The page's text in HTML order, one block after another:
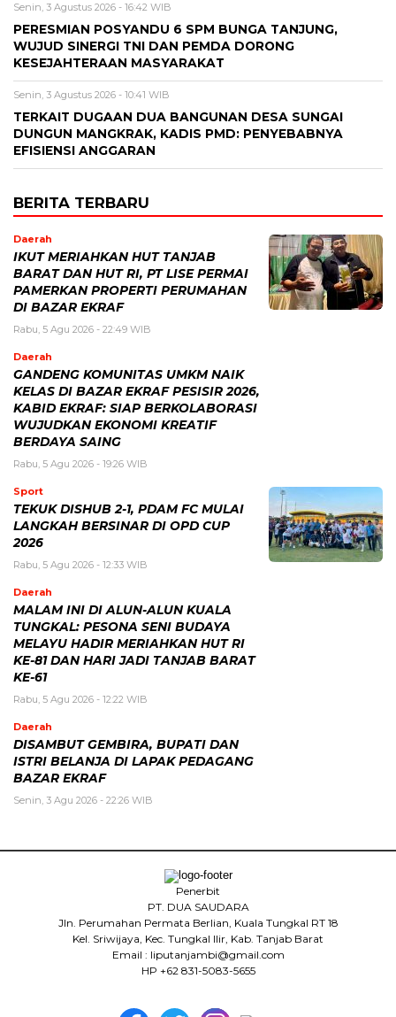
Senin, 3 Agustus 2026 - 16:42 WIB
PERESMIAN POSYANDU 6 SPM BUNGA TANJUNG,
WUJUD SINERGI TNI DAN PEMDA DORONG
KESEJAHTERAAN MASYARAKAT
Senin, 3 Agustus 2026 - 10:41 WIB
TERKAIT DUGAAN DUA BANGUNAN DESA SUNGAI
DUNGUN MANGKRAK, KADIS PMD: PENYEBABNYA
EFISIENSI ANGGARAN
BERITA TERBARU
Daerah
IKUT MERIAHKAN HUT TANJAB
BARAT DAN HUT RI, PT LISE PERMAI
PAMERKAN PROPERTI PERUMAHAN
DI BAZAR EKRAF
Rabu, 5 Agu 2026 - 22:49 WIB
Daerah
GANDENG KOMUNITAS UMKM NAIK
KELAS DI BAZAR EKRAF PESISIR 2026,
KABID EKRAF: SIAP BERKOLABORASI
WUJUDKAN EKONOMI KREATIF
BERDAYA SAING
Rabu, 5 Agu 2026 - 19:26 WIB
Sport
TEKUK DISHUB 2-1, PDAM FC MULAI
LANGKAH BERSINAR DI OPD CUP
2026
Rabu, 5 Agu 2026 - 12:33 WIB
Daerah
MALAM INI DI ALUN-ALUN KUALA
TUNGKAL: PESONA SENI BUDAYA
MELAYU HADIR MERIAHKAN HUT RI
KE-81 DAN HARI JADI TANJAB BARAT
KE-61
Rabu, 5 Agu 2026 - 12:22 WIB
Daerah
DISAMBUT GEMBIRA, BUPATI DAN
ISTRI BELANJA DI LAPAK PEDAGANG
BAZAR EKRAF
Senin, 3 Agu 2026 - 22:26 WIB
Penerbit
PT. DUA SAUDARA
Jln. Perumahan Permata Berlian, Kuala Tungkal RT 18
Kel. Sriwijaya, Kec. Tungkal Ilir, Kab. Tanjab Barat
Email : liputanjambi@gmail.com
HP +62 831-5083-5655